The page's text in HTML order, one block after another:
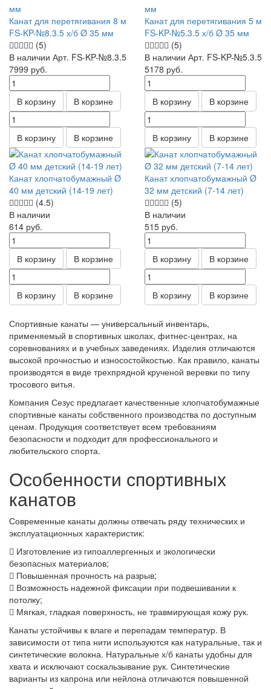
Канат для перетягивания 8 м
FS-KP-№8.3.5 х/б Ø 35 мм
(5)
В наличии Арт. FS-KP-№8.3.5
7999 руб.
В корзину В корзине
В корзину В корзине
Канат для перетягивания 5 м
FS-KP-№5.3.5 х/б Ø 35 мм
(5)
В наличии Арт. FS-KP-№5.3.5
5178 руб.
В корзину В корзине
В корзину В корзине
Канат хлопчатобумажный Ø
40 мм детский (14-19 лет)
(4.5)
В наличии
614 руб.
В корзину В корзине
В корзину В корзине
Канат хлопчатобумажный Ø
32 мм детский (7-14 лет)
(5)
В наличии
515 руб.
В корзину В корзине
В корзину В корзине
Спортивные канаты — универсальный инвентарь,
применяемый в спортивных школах, фитнес-центрах, на
соревнованиях и в учебных заведениях. Изделия отличаются
высокой прочностью и износостойкостью. Как правило, канаты
производятся в виде трехпрядной крученой веревки по типу
тросового витья.
Компания Сезус предлагает качественные хлопчатобумажные
спортивные канаты собственного производства по доступным
ценам. Продукция соответствует всем требованиям
безопасности и подходит для профессионального и
любительского спорта.
Особенности спортивных
канатов
Современные канаты должны отвечать ряду технических и
эксплуатационных характеристик:
Изготовление из гипоаллергенных и экологически
безопасных материалов;
Повышенная прочность на разрыв;
Возможность надежной фиксации при подвешивании к
потолку;
Мягкая, гладкая поверхность, не травмирующая кожу рук.
Канаты устойчивы к влаге и перепадам температур. В
зависимости от типа нити используются как натуральные, так и
синтетические волокна. Натуральные х/б канаты удобны для
хвата и исключают соскальзывание рук. Синтетические
варианты из капрона или нейлона отличаются повышенной